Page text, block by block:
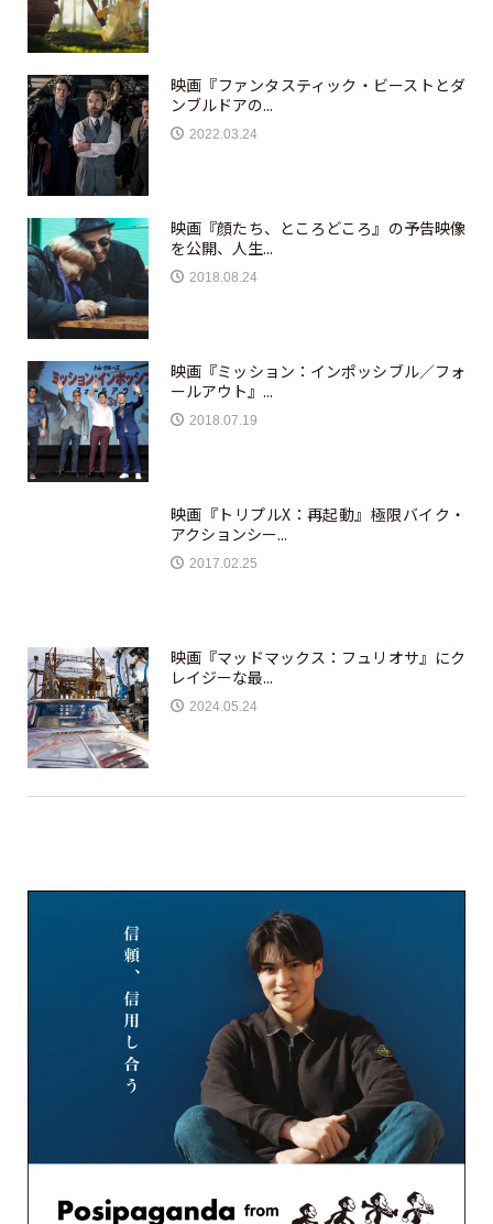
映画『ファンタスティック・ビーストとダ
ンブルドアの...
2022.03.24
映画『顔たち、ところどころ』の予告映像
を公開、人生...
2018.08.24
映画『ミッション：インポッシブル／フォ
ールアウト』...
2018.07.19
映画『トリプルX：再起動』極限バイク・
アクションシー...
2017.02.25
映画『マッドマックス：フュリオサ』にク
レイジーな最...
2024.05.24